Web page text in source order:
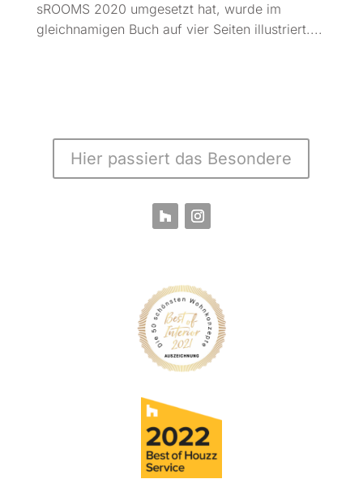
sROOMS 2020 umgesetzt hat, wurde im
gleichnamigen Buch auf vier Seiten illustriert....
Hier passiert das Besondere